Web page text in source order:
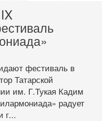
фестиваль в
Татарской
им. Г.Тукая Кадим
радует
г...